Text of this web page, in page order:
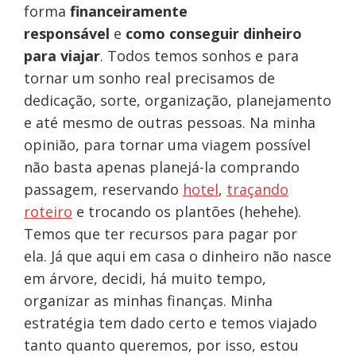
forma financeiramente
responsável e como conseguir dinheiro
para viajar. Todos temos sonhos e para
tornar um sonho real precisamos de
dedicação, sorte, organização, planejamento
e até mesmo de outras pessoas. Na minha
opinião, para tornar uma viagem possível
não basta apenas planejá-la comprando
passagem, reservando hotel, traçando
roteiro e trocando os plantões (hehehe).
Temos que ter recursos para pagar por
ela. Já que aqui em casa o dinheiro não nasce
em árvore, decidi, há muito tempo,
organizar as minhas finanças. Minha
estratégia tem dado certo e temos viajado
tanto quanto queremos, por isso, estou